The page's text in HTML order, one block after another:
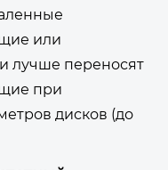
или
лучше переносят
при
дисков (до